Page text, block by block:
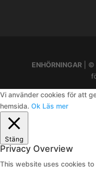
ENHÖRNINGAR| ©
Vi använder cookies för att
hemsida. Ok Läs mer
Stäng
Privacy Overview
This website uses cookies